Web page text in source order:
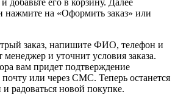
нажмите на «Оформить заказ» или
заказ, напишите ФИО, телефон и
и уточнит условия заказа.
вам придет подтверждение
или через СМС. Теперь останется
и радоваться новой покупке.